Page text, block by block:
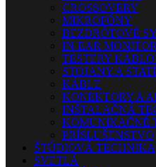
CROSSOVERY
MIKROFÓNY
BEZDRÔTOVÉ
IN-EAR
TESTERY
STOJANY A
KÁBLE
KONEKTORY A
INŠTALAČNÁ
KOMUNIKAČNÉ
PRÍSLUŠENSTVO
ŠTÚDIOVÁ TECHNIKA
SVETLÁ